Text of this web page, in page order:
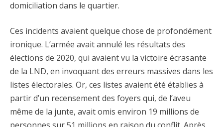
domiciliation dans le quartier.
Ces incidents avaient quelque chose de profondément
ironique. L’armée avait annulé les résultats des
élections de 2020, qui avaient vu la victoire écrasante
de la LND, en invoquant des erreurs massives dans les
listes électorales. Or, ces listes avaient été établies à
partir d’un recensement des foyers qui, de l’aveu
même de la junte, avait omis environ 19 millions de